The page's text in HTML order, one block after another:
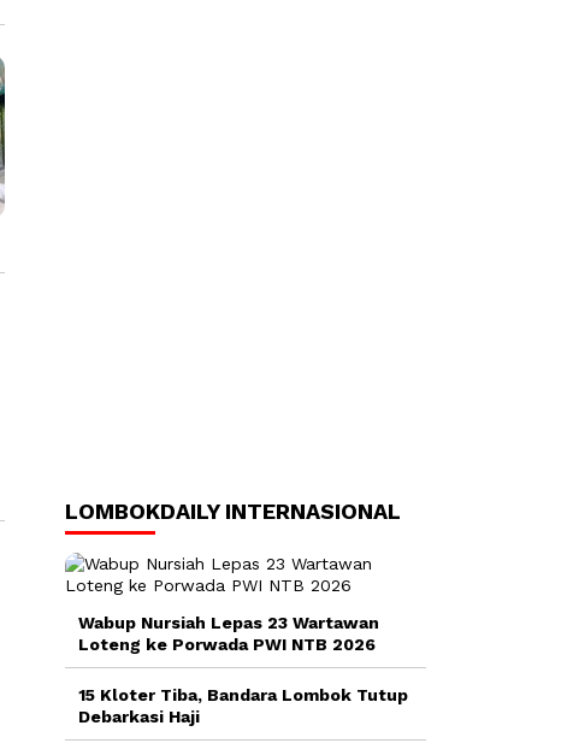
LOMBOKDAILY INTERNASIONAL
Wabup Nursiah Lepas 23 Wartawan
Loteng ke Porwada PWI NTB 2026
15 Kloter Tiba, Bandara Lombok Tutup
Debarkasi Haji